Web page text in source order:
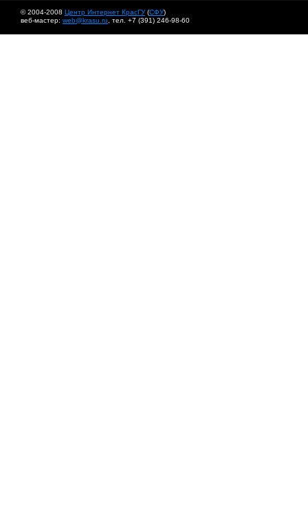
© 2004-2008 Центр Интернет КрасГУ(СФУ)
веб-мастер: web@krasu.ru , тел. +7 (391) 246-98-60